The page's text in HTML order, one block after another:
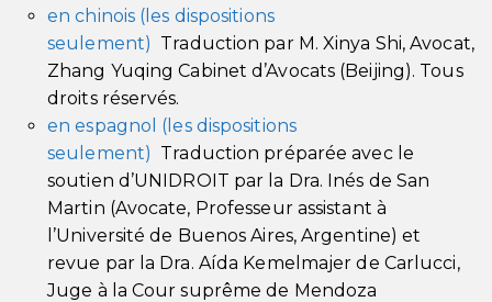
en chinois (les dispositions
seulement) Traduction par M. Xinya Shi, Avocat,
Zhang Yuqing Cabinet d’Avocats (Beijing). Tous
droits réservés.
en espagnol (les dispositions
seulement) Traduction préparée avec le
soutien d’UNIDROIT par la Dra. Inés de San
Martin (Avocate, Professeur assistant à
l’Université de Buenos Aires, Argentine) et
revue par la Dra. Aída Kemelmajer de Carlucci,
Juge à la Cour suprême de Mendoza